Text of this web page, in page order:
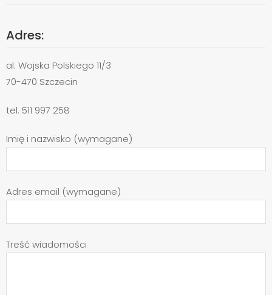
Adres:
al. Wojska Polskiego 11/3
70-470 Szczecin
tel. 511 997 258
Imię i nazwisko (wymagane)
Adres email (wymagane)
Treść wiadomości